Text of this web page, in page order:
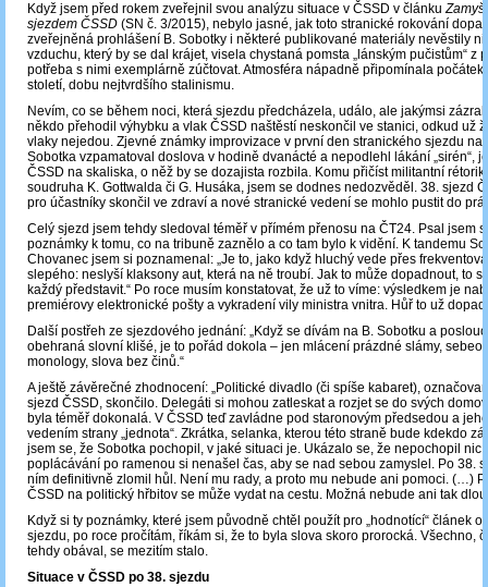
Když jsem před rokem zveřejnil svou analýzu situace v ČSSD v článku
sjezdem ČSSD (SN č. 3/2015), nebylo jasné, jak toto stranické rokování
zveřejněná prohlášení B. Sobotky i některé publikované materiály nevěstily
vzduchu, který by se dal krájet, visela chystaná pomsta „lánským pučistům“ z
potřeba s nimi exemplárně zúčtovat. Atmosféra nápadně připomínala počátek
století, dobu nejtvrdšího stalinismu.
Nevím, co se během noci, která sjezdu předcházela, událo, ale jakýmsi
někdo přehodil výhybku a vlak ČSSD naštěstí neskončil ve stanici, odkud už
vlaky nejedou. Zjevné známky improvizace v první den stranického sjezdu
Sobotka vzpamatoval doslova v hodině dvanácté a nepodlehl lákání „sirén“,
ČSSD na skaliska, o něž by se dozajista rozbila. Komu přičíst militantní
soudruha K. Gottwalda či G. Husáka, jsem se dodnes nedozvěděl. 38. sjezd
pro účastníky skončil ve zdraví a nové stranické vedení se mohlo pustit do
Celý sjezd jsem tehdy sledoval téměř v přímém přenosu na ČT24. Psal jsem
poznámky k tomu, co na tribuně zaznělo a co tam bylo k vidění. K tandemu
Chovanec jsem si poznamenal: „Je to, jako když hluchý vede přes
slepého: neslyší klaksony aut, která na ně troubí. Jak to může dopadnout, to
každý představit.“ Po roce musím konstatovat, že už to víme: výsledkem je
premiérovy elektronické pošty a vykradení vily ministra vnitra. Hůř to už
Další postřeh ze sjezdového jednání: „Když se dívám na B. Sobotku a
obehraná slovní klišé, je to pořád dokola – jen mlácení prázdné slámy,
monology, slova bez činů.“
A ještě závěrečné zhodnocení: „Politické divadlo (či spíše kabaret),
sjezd ČSSD, skončilo. Delegáti si mohou zatleskat a rozjet se do svých
byla téměř dokonalá. V ČSSD teď zavládne pod staronovým předsedou a
vedením strany „jednota“. Zkrátka, selanka, kterou této straně bude kdekdo
jsem se, že Sobotka pochopil, v jaké situaci je. Ukázalo se, že nepochopil nic.
poplácávání po ramenou si nenašel čas, aby se nad sebou zamyslel. Po 38.
ním definitivně zlomil hůl. Není mu rady, a proto mu nebude ani pomoci. (…)
ČSSD na politický hřbitov se může vydat na cestu. Možná nebude ani tak
Když si ty poznámky, které jsem původně chtěl použít pro „hodnotící“ článek o
sjezdu, po roce pročítám, říkám si, že to byla slova skoro prorocká. Všechno,
tehdy obával, se mezitím stalo.
Situace v ČSSD po 38. sjezdu